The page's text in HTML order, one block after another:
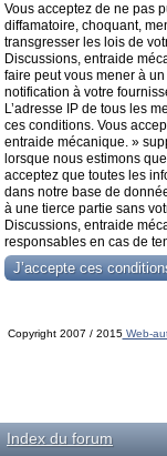
Vous acceptez de ne pas
diffamatoire, choquant,
transgresser les lois de
Discussions, entraide
faire peut vous mener à
notification à votre
L’adresse IP de tous les
ces conditions. Vous
entraide mécanique. »
lorsque nous estimons
acceptez que toutes les
dans notre base de
à une tierce partie sans
Discussions, entraide
responsables en cas de
Copyright 2007 / 2015Web-
Index du forum